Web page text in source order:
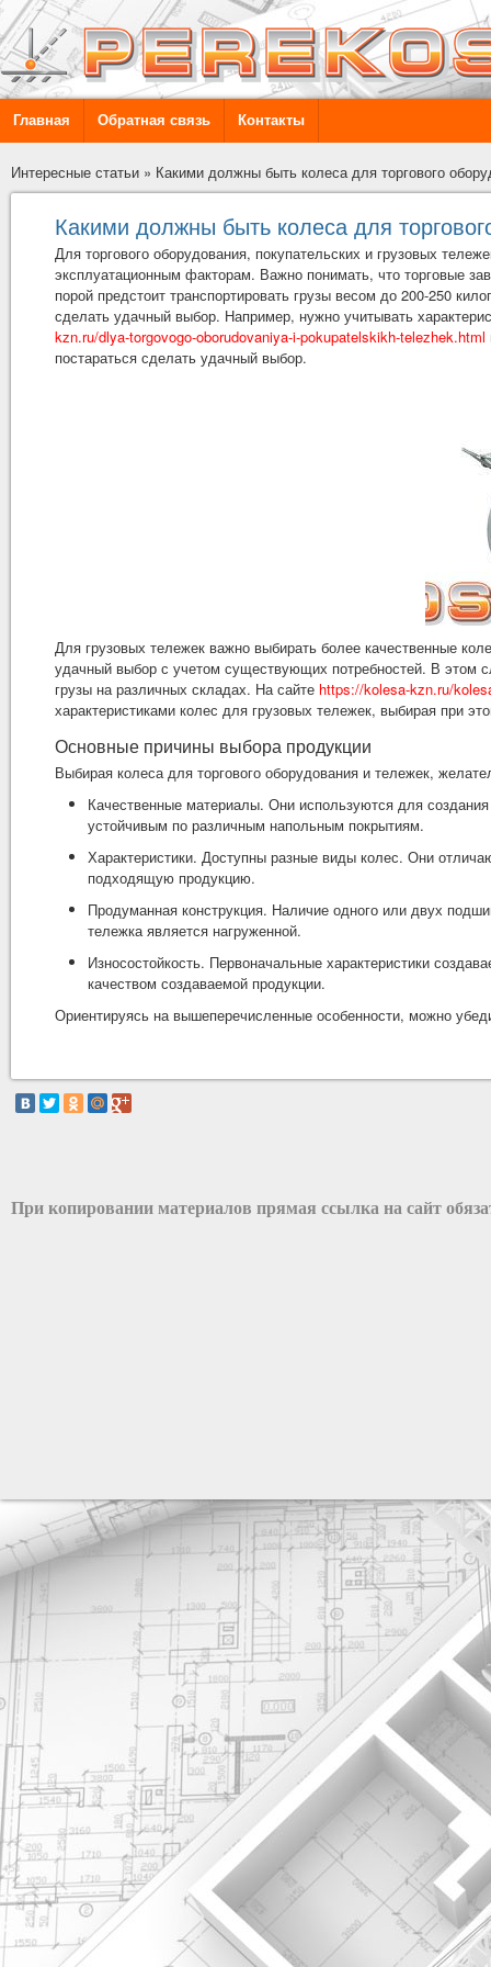
Главная Обратная связь Контакты
Интересные статьи » Какими должны быть колеса для торгового
Какими должны быть колеса для
Для торгового оборудования, покупательских и грузовых
эксплуатационным факторам. Важно понимать, что торговые
порой предстоит транспортировать грузы весом до 200-250
сделать удачный выбор. Например, нужно учитывать
kzn.ru/dlya-torgovogo-oborudovaniya-i-pokupatelskikh-telezhek.html
постараться сделать удачный выбор.
Для грузовых тележек важно выбирать более качественные
удачный выбор с учетом существующих потребностей. В этом
грузы на различных складах. На сайте https://kolesa-kzn.ru/
характеристиками колес для грузовых тележек, выбирая при
Основные причины выбора продукции
Выбирая колеса для торгового оборудования и тележек,
Качественные материалы. Они используются для
устойчивым по различным напольным покрытиям.
Характеристики. Доступны разные виды колес. Они
подходящую продукцию.
Продуманная конструкция. Наличие одного или двух
тележка является нагруженной.
Износостойкость. Первоначальные характеристики
качеством создаваемой продукции.
Ориентируясь на вышеперечисленные особенности, можно
При копировании материалов прямая ссылка на сайт